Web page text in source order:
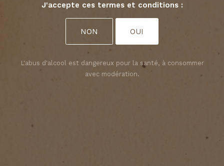
J'accepte ces termes et conditions :
NON OUI
L'abus d'alcool est dangereux pour la santé, à consommer
avec modération.
cookies
Nous utilisons des cookies pour personnaliser le
contenu et analyser l’accès à notre site Web. Vous
pouvez choisir si vous n’acceptez que les cookies
nécessaires au fonctionnement du site Web ou si
vous souhaitez également autoriser les cookies de
suivi. Pour plus d’informations, veuillez consulter